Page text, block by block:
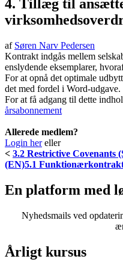
4. Tillæg til
af Søren Narv Pedersen
Kontrakt indgås mellem
enslydende eksemplarer,
For at opnå det optimale
det med fordel i Word-udgave.
For at få adgang til dette
årsabonnement
Allerede medlem?
Login hereller
< 3.2 Restrictive Covenants
(EN)5.1
En platform med
Nyhedsmails ved
Årligt kursus